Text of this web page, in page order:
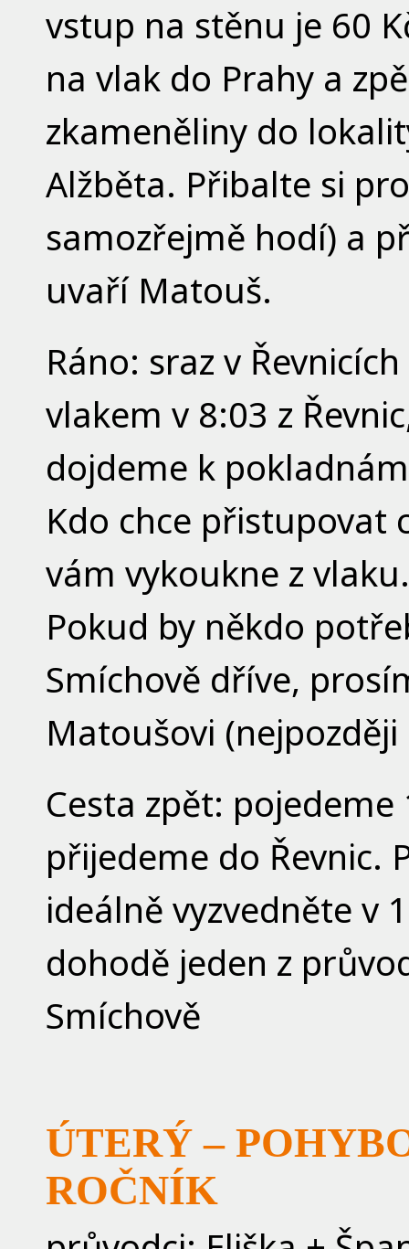
vstup na stěnu je 60
na vlak do Prahy a
zkameněliny do
Alžběta. Přibalte si
samozřejmě hodí) a
uvaří Matouš.
Ráno: sraz v
vlakem v 8:03 z
dojdeme k
Kdo chce přistupovat
vám vykoukne z
Pokud by někdo
Smíchově dříve,
Matoušovi
Cesta zpět:
přijedeme do Řevnic.
ideálně vyzvedněte v
dohodě jeden z
Smíchově
ÚTERÝ –
ROČNÍK